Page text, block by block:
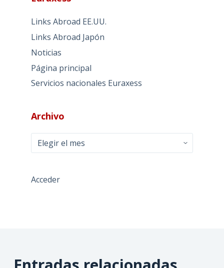
Links Abroad EE.UU.
Links Abroad Japón
Noticias
Página principal
Servicios nacionales Euraxess
Archivo
Archivo
Acceder